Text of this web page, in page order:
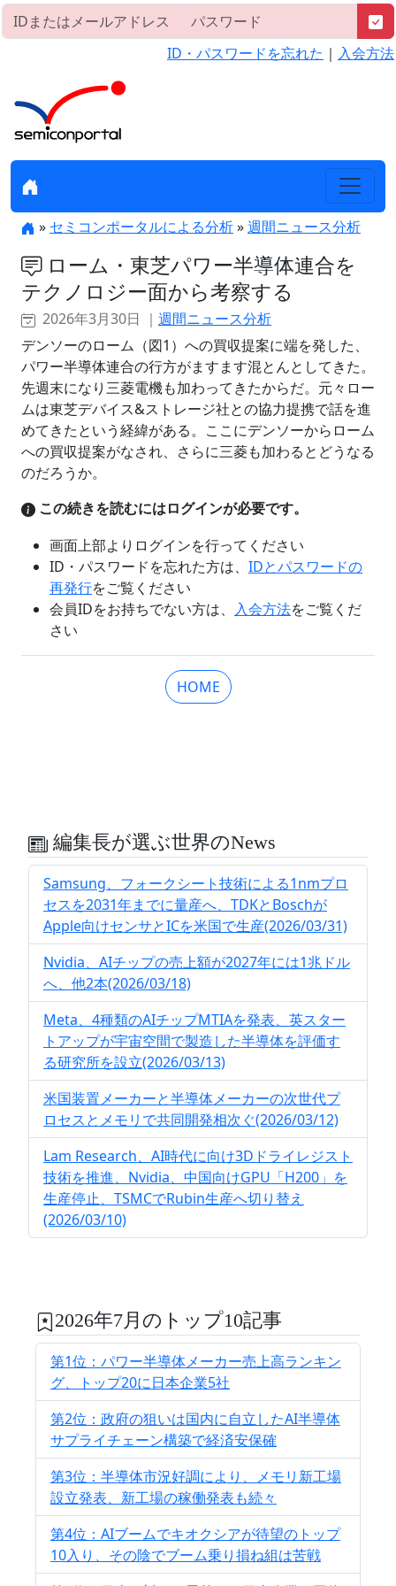
ID・パスワードを忘れた ｜ 入会方法
» セミコンポータルによる分析»週間ニュース分析
ローム・東芝パワー半導体連合を
テクノロジー面から考察する
2026年3月30日 ｜ 週間ニュース分析
デンソーのローム（図1）への買収提案に端を発した、
パワー半導体連合の行方がますます混とんとしてきた。
先週末になり三菱電機も加わってきたからだ。元々ロー
ムは東芝デバイス&ストレージ社との協力提携で話を進
めてきたという経緯がある。ここにデンソーからローム
への買収提案がなされ、さらに三菱も加わるとどうなる
のだろうか。
この続きを読むにはログインが必要です。
画面上部よりログインを行ってください
ID・パスワードを忘れた方は、 IDとパスワードの
再発行をご覧ください
会員IDをお持ちでない方は、 入会方法をご覧くだ
さい
HOME
編集長が選ぶ世界のNews
Samsung、フォークシート技術による1nmプロ
セスを2031年までに量産へ、TDKとBoschが
Apple向けセンサとICを米国で生産(2026/03/31)
Nvidia、AIチップの売上額が2027年には1兆ドル
へ、他2本(2026/03/18)
Meta、4種類のAIチップMTIAを発表、英スター
トアップが宇宙空間で製造した半導体を評価す
る研究所を設立(2026/03/13)
米国装置メーカーと半導体メーカーの次世代プ
ロセスとメモリで共同開発相次ぐ(2026/03/12)
Lam Research、AI時代に向け3Dドライレジスト
技術を推進、Nvidia、中国向けGPU「H200」を
生産停止、TSMCでRubin生産へ切り替え
(2026/03/10)
2026年7月のトップ10記事
第1位：パワー半導体メーカー売上高ランキン
グ、トップ20に日本企業5社
第2位：政府の狙いは国内に自立したAI半導体
サプライチェーン構築で経済安保確
第3位：半導体市況好調により、メモリ新工場
設立発表、新工場の稼働発表も続々
第4位：AIブームでキオクシアが待望のトップ
10入り、その陰でブーム乗り損ね組は苦戦